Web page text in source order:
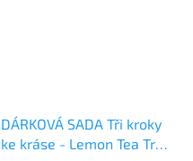
DÁRKOVÁ SADA Tři kroky
ke kráse - Lemon Tea Tree